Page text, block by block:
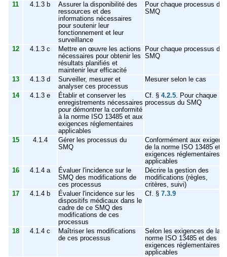
11 4.1.3 b
Assurer la disponibilité des
ressources et des
informations nécessaires
pour soutenir leur
fonctionnement et leur
surveillance
Pour chaque processus du
SMQ
12 4.1.3 c
Mettre en œuvre les actions
nécessaires pour obtenir les
résultats planifiés et
maintenir leur efficacité
Pour chaque processus du
SMQ
13 4.1.3 d
Surveiller, mesurer et
analyser ces processus
Mesurer selon le cas
14 4.1.3 e
Établir et conserver les
enregistrements nécessaires
pour démontrer la conformité
à la norme ISO 13485 et aux
exigences réglementaires
applicables
Cf. § 4.2.5. Pour chaque
processus du SMQ
15 4.1.4
Gérer les processus du
SMQ
Conformément aux
de la norme ISO 13485 et
exigences réglementaires
applicables
16
4.1.4 a
Évaluer l'incidence sur le
SMQ des modifications de
ces processus
Décrire la gestion des
modifications (règles,
critères, suivi)
17
4.1.4 b
Évaluer l'incidence sur les
dispositifs médicaux dans le
cadre de ce SMQ des
modifications de ces
processus
Cf. § 7.3.9
18 4.1.4 c
Maîtriser les modifications
de ces processus
Selon les exigences de la
norme ISO 13485 et des
exigences réglementaires
applicables